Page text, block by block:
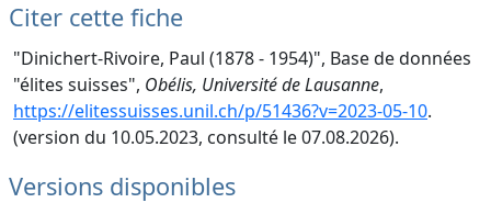
Citer cette fiche
"Dinichert-Rivoire, Paul (1878 - 1954)", Base de données
"élites suisses", Obélis, Université de Lausanne,
https://elitessuisses.unil.ch/p/51436?v=2023-05-10.
(version du 10.05.2023, consulté le 07.08.2026).
Versions disponibles